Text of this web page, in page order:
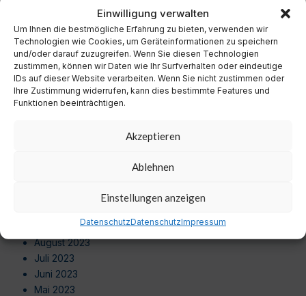
Einwilligung verwalten
Um Ihnen die bestmögliche Erfahrung zu bieten, verwenden wir
Technologien wie Cookies, um Geräteinformationen zu speichern
und/oder darauf zuzugreifen. Wenn Sie diesen Technologien
zustimmen, können wir Daten wie Ihr Surfverhalten oder eindeutige
IDs auf dieser Website verarbeiten. Wenn Sie nicht zustimmen oder
Ihre Zustimmung widerrufen, kann dies bestimmte Features und
Funktionen beeinträchtigen.
Akzeptieren
Ablehnen
Einstellungen anzeigen
DatenschutzDatenschutzImpressum
September 2024
August 2024
Juli 2024
Juni 2024
Mai 2024
November 2023
September 2023
August 2023
Juli 2023
Juni 2023
Mai 2023